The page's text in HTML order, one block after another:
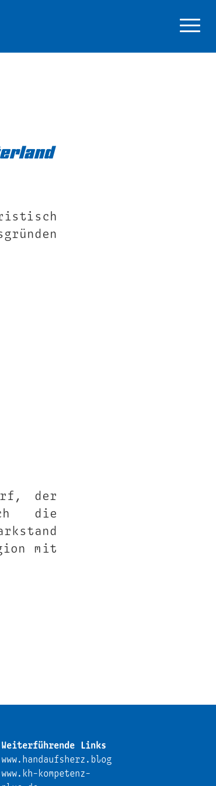
der
die
mit
Weiterführende Links
www.handaufsherz.blog
www.kh-kompetenz-